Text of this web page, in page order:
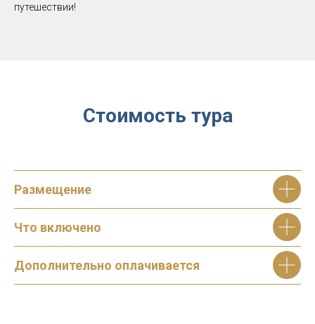
путешествии!
Стоимость тура
Размещение
Что включено
Дополнительно оплачивается